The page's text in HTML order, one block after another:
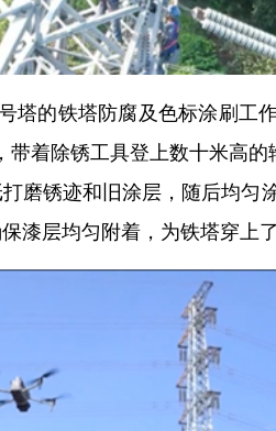
塔的铁塔防腐及色标涂刷工
着除锈工具登上数十米高的
磨锈迹和旧涂层，随后均匀
层均匀附着，为铁塔穿上了